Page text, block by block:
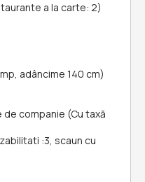
a la carte: 2)
adâncime 140 cm)
companie (Cu taxă
:3, scaun cu